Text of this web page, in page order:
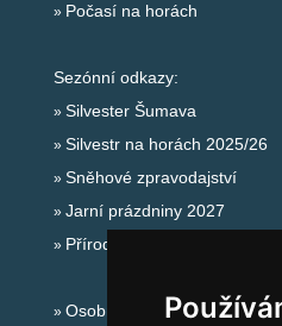
Počasí na horách
Sezónní odkazy:
Silvester Šumava
Silvestr na horách 2025/26
Sněhové zpravodajství
Jarní prázdniny 2027
Přírodní koupaliště
Osobní údaje